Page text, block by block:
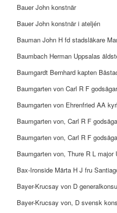
Bauer John konstnär
Bauer John konstnär i ateljén
Bauman John H fd stadsläkare
Baumbach Herman Uppsalas
Baumgardt Bernhard kapten
Baumgarten von Carl R F
Baumgarten von Ehrenfried AA
Baumgarten von, Carl R F
Baumgarten von, Carl R F
Baumgarten von, Thure R L major
Bax-Ironside Märta H J fru
Bayer-Krucsay von D
Bayer-Krucsay von, D svensk